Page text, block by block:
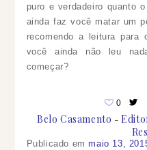
puro e verdadeiro quanto
ainda faz você matar um
recomendo a leitura para
você ainda não leu
começar?
0
Belo Casamento
Publicado emmaio 13,